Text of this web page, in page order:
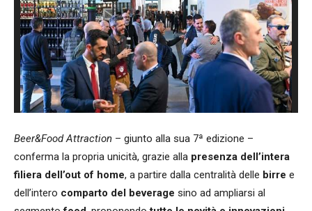
Beer&Food Attraction – giunto alla sua 7ª edizione –
conferma la propria unicità, grazie alla presenza dell’intera
filiera dell’out of home, a partire dalla centralità delle birre e
dell’intero comparto del beverage sino ad ampliarsi al